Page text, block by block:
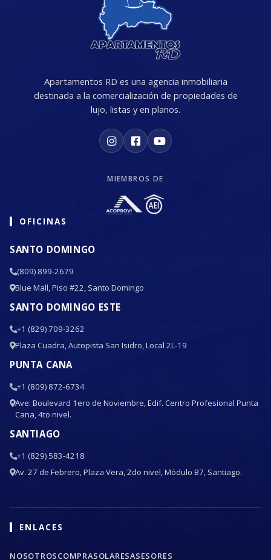
Apartamentos RD es una agencia inmobiliaria
destinada a la comercialización de propiedades de
lujo, listas y en planos.
MIEMBROS DE
OFICINAS
SANTO DOMINGO
(809) 899-2679
Blue Mall, Piso #22, Santo Domingo
SANTO DOMINGO ESTE
+1 (829) 709-3262
Plaza Cuadra, Autopista San Isidro, Local 2L-19
PUNTA CANA
+1 (809) 872-6734
Ave. Boulevard 1ero de Noviembre, Edif. Centro Profesional Punta
Cana, 4to nivel.
SANTIAGO
+1 (829) 583-4218
Av. 27 de Febrero, Plaza Vera, 2do nivel, Módulo B7, Santiago.
ENLACES
NOSOTROSCOMPRASOLARESASESORES